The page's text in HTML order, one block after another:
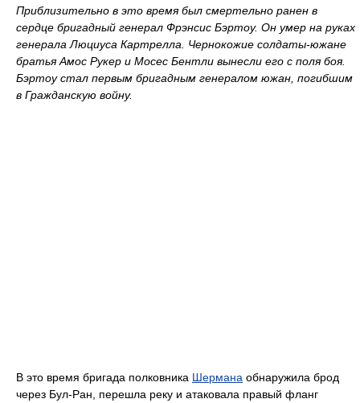
Приблизительно в это время был смертельно ранен в
сердце бригадный генерал Фрэнсис Бэртоу. Он умер на руках
генерала Люциуса Картрелла. Чернокожие солдаты-южане
братья Амос Рукер и Мосес Бентли вынесли его с поля боя.
Бэртоу стал первым бригадным генералом южан, погибшим
в Гражданскую войну.
В это время бригада полковника Шермана обнаружила брод
через Бул-Ран, перешла реку и атаковала правый фланг